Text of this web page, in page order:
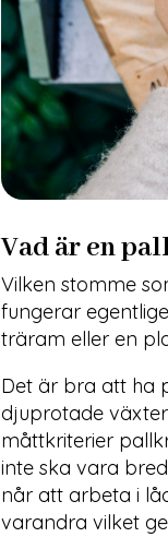
Vad är en
Vilken stomme
fungerar
träram eller en
Det är bra att ha
djuprotade
måttkriterier
inte ska vara
når att arbeta i
varandra vilket